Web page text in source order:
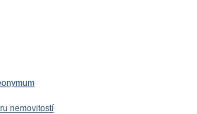
nemovitostí